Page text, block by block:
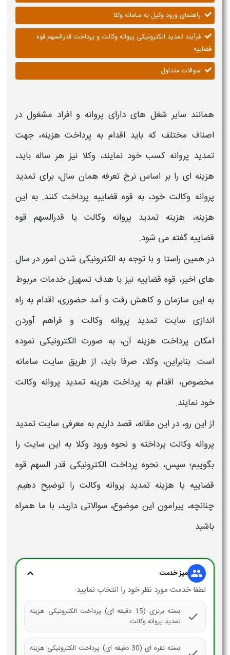
راهنمای ورود وکیل به سامانه وکلا
فرآیند تمدید الکترونیکی پروانه وکالت و پرداخت قدرالسهم قوه
قضاییه
سوالات متداول
همانند سایر شغل های دارای پروانه و افراد مشغول در
اصناف مختلف که باید اقدام به پرداخت هزینه،جهت
تمدید پروانه کسب خود نمایند، وکلا نیز هر ساله باید،
هزینه ای را بر اساس نرخ تعرفه همان سال، برای تمدید
پروانه وکالت خود، به قوه قضاییه پرداخت کنند. به این
هزینه، هزینه تمدید پروانه وکالت یا قدرالسهم قوه
قضاییه گفته می شود.
در همین راستا و با توجه به الکترونیکی شدن امور در سال
های اخیر، قوه قضاییه نیز با هدف تسهیل خدمات مربوط
به این سازمان و کاهش رفت و آمد حضوری، اقدام به راه
اندازی سایت تمدید پروانه وکالت و فراهم آوردن
امکان پرداخت هزینه آن، به صورت الکترونیکی نموده
است. بنابراین، وکلا، صرفا باید، از طریق سایت سامانه
مخصوص، اقدام به پرداخت هزینه تمدید پروانه وکالت
خود نمایند.
از این رو، در این مقاله، قصد داریم به معرفی سایت تمدید
پروانه وکالت پرداخته و نحوه ورود وکلا به این سایت را
بگوییم؛ سپس، نحوه پرداخت الکترونیکی قدر السهم قوه
قضاییه یا هزینه تمدید پروانه وکالت را توضیح دهیم.
چنانچه، پیرامون این موضوع، سوالاتی دارید، با ما همراه
باشید.
group میز خدمت expand_more
لطفا خدمت مورد نظر خود را انتخاب نمایید:
check
بسته برنزی (15 دقیقه ای) پرداخت الکترونیکی هزینه
تمدید پروانه وکالت
بسته نقره ای (30 دقیقه ای) پرداخت الکترونیکی هزینه